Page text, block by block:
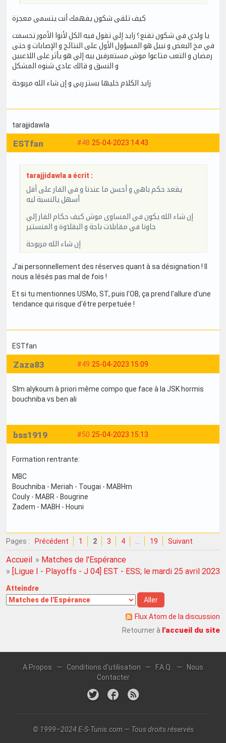
كيف تلقى شكون يفهمك أنت يتسمى معجزة
يا ولدي في شكون تقنع؟ زايد إلي تقول فيه الكل لأنوا الأمور تحسمت
في مخ البعض و نبيل هو المسؤول الأول على النتائج و الإصابات و حتى
رمضان و التعب متاعوا موش مستعرفبن بيه إلي هو يأثر على اللاعبين
و النسق و قالك عادي شنوه المشكل
زايد الكلام خليها بستر ربي و إن شاء الله مربوحة
tarajjidawla
#48 25-04-2023 14:43
ESTfan
tarajjidawla a écrit :
يقعد حكم باهي و أحسن ما عندنا و في الفار على أقل
أسهل يالنسبة ليه
إن شاء الله يكون في المساوى موش كيف حكام الفار إلي
جاونا في مقابلات باجة و البقلاوة و المنستير
إن شاء الله مربوحة
J'ai personnellement des réserves quant à sa désignation ! Il
nous a lésés pas mal de fois !
Et si tu mentionnes USMo, ST, puis l'OB, ça prend l'allure d'une
tendance qui risque d'être perpetuée !
ESTfan
#49 25-04-2023 15:09
Zaza83
Slm alykoum à priori même compo que face à la JSK hormis
bouchniba vs ben ali
#50 25-04-2023 15:13
bss1919
Formation rentrante:
MBC
Bouchniba - Meriah - Tougai - MABHm
Couly - MABR - Bougrine
Zadem - MABH - Houni
Pages : Précédent 1 2 3 4 … 19 Suivant
Accueil » Matches de l'Espérance
»
[Ligue I - Playoffs - J 04] EST - ESS; le mardi 25 avril 2023
Atteindre
Flux Atom de la discussion
Retourner à l'accueil du site
A Propos — Conditions d'utilisation — F.A.Q. —
Nous
Contacter
© 1999–2024 E-S-Tunis.com — Tous droits réservés